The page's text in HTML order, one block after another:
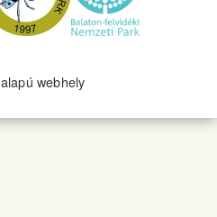
alapú webhely